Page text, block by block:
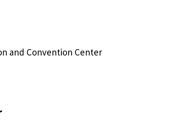
and Convention Center